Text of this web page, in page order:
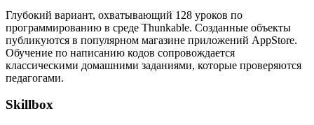
Глубокий вариант, охватывающий 128 уроков по
программированию в среде Thunkable. Созданные объекты
публикуются в популярном магазине приложений AppStore.
Обучение по написанию кодов сопровождается
классическими домашними заданиями, которые проверяются
педагогами.
Skillbox